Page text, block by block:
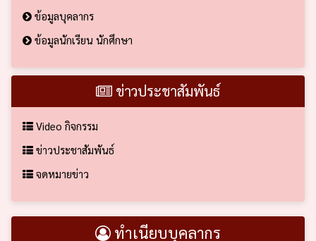
ข้อมูลบุคลากร
ข้อมูลนักเรียน นักศึกษา
ข่าวประชาสัมพันธ์
Video กิจกรรม
ข่าวประชาสัมพันธ์
จดหมายข่าว
ทำเนียบบุคลากร